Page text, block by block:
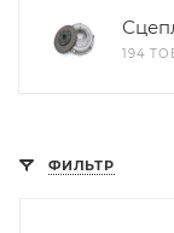
194
ФИЛЬТР